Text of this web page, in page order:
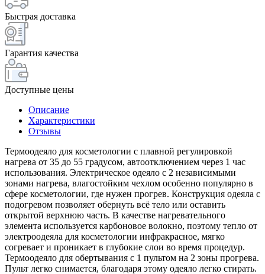
Быстрая доставка
Гарантия качества
Доступные цены
Описание
Характеристики
Отзывы
Термоодеяло для косметологии с плавной регулировкой
нагрева от 35 до 55 градусом, автоотключением через 1 час
использования. Электрическое одеяло с 2 независимыми
зонами нагрева, влагостойким чехлом особенно популярно в
сфере косметологии, где нужен прогрев. Конструкция одеяла с
подогревом позволяет обернуть всё тело или оставить
открытой верхнюю часть. В качестве нагревательного
элемента используется карбоновое волокно, поэтому тепло от
электроодеяла для косметологии инфракрасное, мягко
согревает и проникает в глубокие слои во время процедур.
Термоодеяло для обертывания с 1 пультом на 2 зоны прогрева.
Пульт легко снимается, благодаря этому одеяло легко стирать.